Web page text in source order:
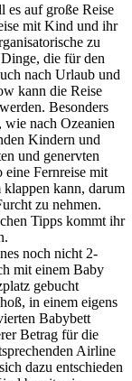
es auf große Reise
mit Kind und ihr
zu
die für den
nach Urlaub und
kann die Reise
Besonders
nach Ozeanien
Kindern und
und genervten
eine Fernreise mit
kann, darum
zu nehmen.
Tipps kommt ihr
noch nicht 2-
mit einem Baby
gebucht
in einem eigens
Babybett
Betrag für die
Airline
dazu entschieden